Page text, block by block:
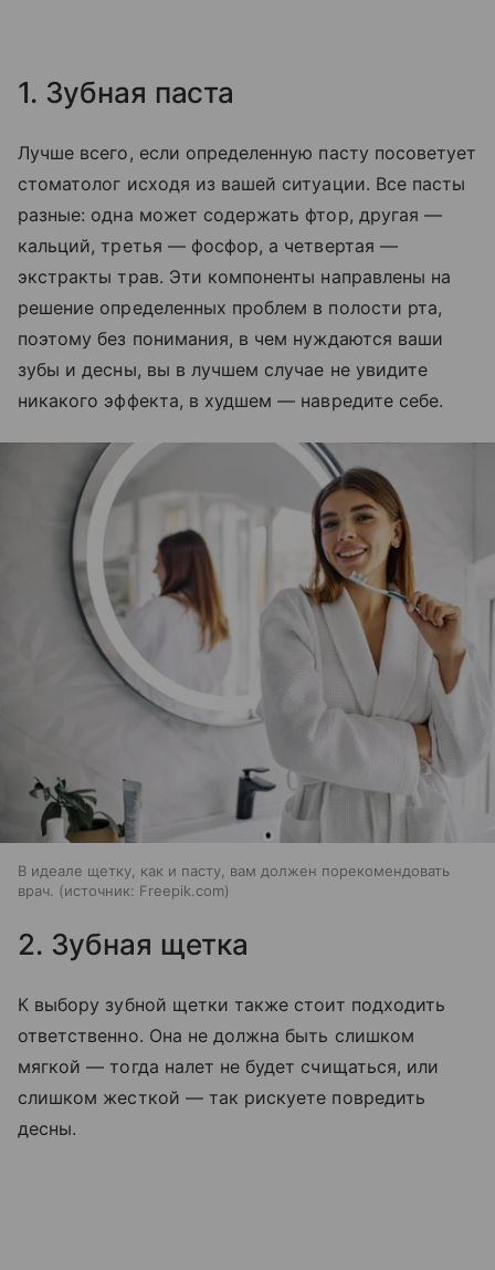
1. Зубная паста
Лучше всего, если определенную пасту посоветует
стоматолог исходя из вашей ситуации. Все пасты
разные: одна может содержать фтор, другая —
кальций, третья — фосфор, а четвертая —
экстракты трав. Эти компоненты направлены на
решение определенных проблем в полости рта,
поэтому без понимания, в чем нуждаются ваши
зубы и десны, вы в лучшем случае не увидите
никакого эффекта, в худшем — навредите себе.
В идеале щетку, как и пасту, вам должен порекомендовать
врач.
источник: Freepik.com
2. Зубная щетка
К выбору зубной щетки также стоит подходить
ответственно. Она не должна быть слишком
мягкой — тогда налет не будет счищаться, или
слишком жесткой — так рискуете повредить
десны.